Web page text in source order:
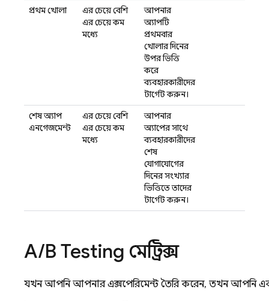
প্রথম খোলা
এর চেয়ে বেশি
এর চেয়ে কম
মধ্যে
আপনার
অ্যাপটি
প্রথমবার
খোলার দিনের
উপর ভিত্তি
করে
ব্যবহারকারীদের
টার্গেট করুন।
শেষ অ্যাপ
এনগেজমেন্ট
এর চেয়ে বেশি
এর চেয়ে কম
মধ্যে
আপনার
অ্যাপের সাথে
ব্যবহারকারীদের
শেষ
যোগাযোগের
দিনের সংখ্যার
ভিত্তিতে তাদের
টার্গেট করুন।
A/B Testing মেট্রিক্স
যখন আপনি আপনার এক্সপেরিমেন্ট তৈরি করেন, তখন আপনি